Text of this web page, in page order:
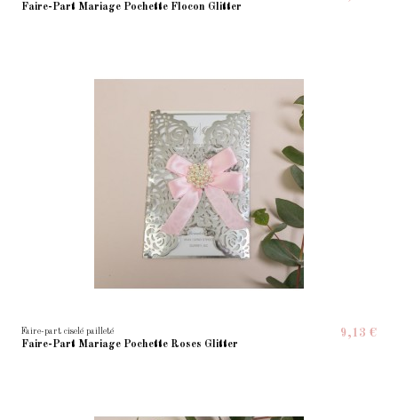
Faire-Part Mariage Pochette Flocon Glitter
Faire-part ciselé pailleté
Faire-Part Mariage Pochette Roses Glitter
9,13 €